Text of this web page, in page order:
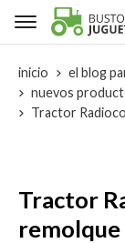
inicio
el blog
nuevos
Tractor
Tractor
remolque